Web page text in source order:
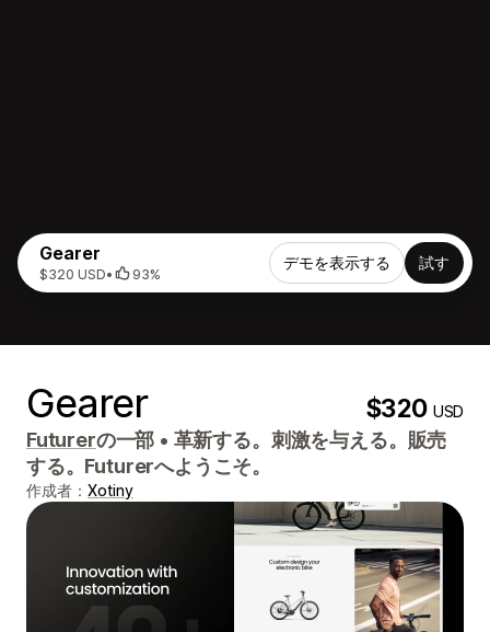
Gearer
$320 USD• 93%
デモを表示する 試す
Gearer $320USD
Futurerの一部 • 革新する。刺激を与える。販売
する。Futurerへようこそ。
作成者： Xotiny